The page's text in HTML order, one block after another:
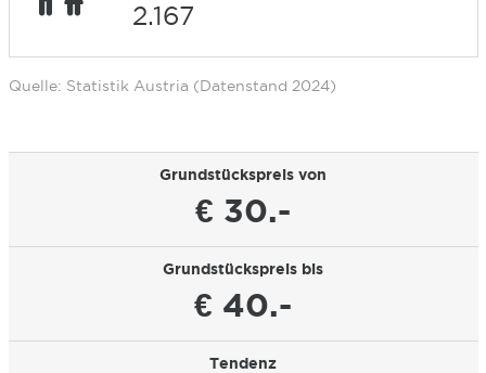
2.167
Quelle: Statistik Austria (Datenstand 2024)
Grundstückspreis von
€ 30.-
Grundstückspreis bis
€ 40.-
Tendenz